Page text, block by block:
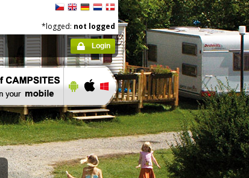
*logged: not logged
Login